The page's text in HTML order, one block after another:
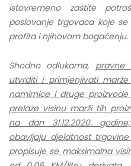
istovremeno zaštite
poslovanje trgovaca koje
profita i njihovom bogaćenju.
Shodno odlukama, pravne
utvrditi i primjenjivati
namirnice i druge
prelaze visinu marži tih
na dan 31.12.2020.
obavljaju djelatnost
propisuje se maksimalna